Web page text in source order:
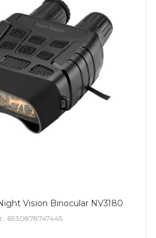
Vision Binocular NV3180
6930878747445